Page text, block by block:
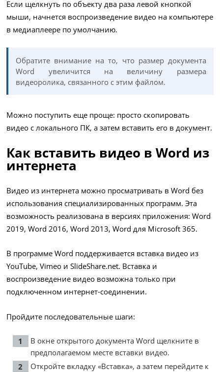
Если щелкнуть по объекту два раза левой кнопкой
мыши, начнется воспроизведение видео на компьютере
в медиаплеере по умолчанию.
Обратите внимание на то, что размер документа
Word увеличится на величину размера
видеоролика, связанного с этим файлом.
Можно поступить еще проще: просто скопировать
видео с локального ПК, а затем вставить его в документ.
Как вставить видео в Word из
интернета
Видео из интернета можно просматривать в Word без
использования специализированных программ. Эта
возможность реализована в версиях приложения: Word
2019, Word 2016, Word 2013, Word для Microsoft 365.
В программе Word поддерживается вставка видео из
YouTube, Vimeo и SlideShare.net. Вставка и
воспроизведение видео возможна только при
подключенном интернет-соединении.
Пройдите последовательные шаги:
В окне открытого документа Word щелкните в
предполагаемом месте вставки видео.
Откройте вкладку «Вставка», а затем перейдите к